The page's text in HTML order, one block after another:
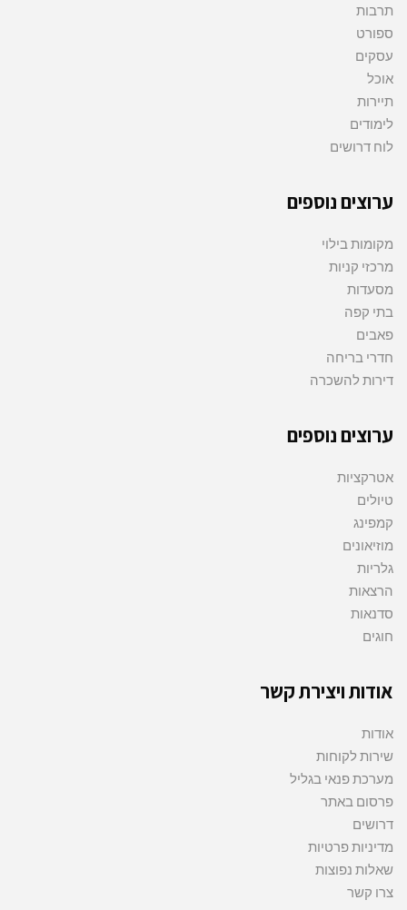
תרבות
ספורט
עסקים
אוכל
תיירות
לימודים
לוח דרושים
ערוצים נוספים
מקומות בילוי
מרכזי קניות
מסעדות
בתי קפה
פאבים
חדרי בריחה
דירות להשכרה
ערוצים נוספים
אטרקציות
טיולים
קמפינג
מוזיאונים
גלריות
הרצאות
סדנאות
חוגים
אודות ויצירת קשר
אודות
שירות לקוחות
מערכת פנאי בגליל
פרסום באתר
דרושים
מדיניות פרטיות
שאלות נפוצות
צרו קשר